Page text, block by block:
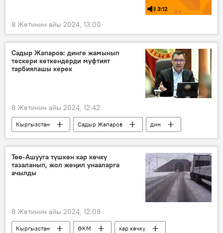
3:12
8 Жетинин айы 2024, 13:00
Садыр Жапаров: динге жамынып
тескери кеткендерди муфтият
тарбиялашы керек
8 Жетинин айы 2024, 12:42
Кыргызстан Садыр Жапаров
дин
мыйзам
Аалымдар кеңеши
муфтият
Төө-Ашууга түшкөн кар көчкү
тазаланып, жол жеңил унааларга
ачылды
8 Жетинин айы 2024, 12:09
Кыргызстан ӨКМ
кар көчкү